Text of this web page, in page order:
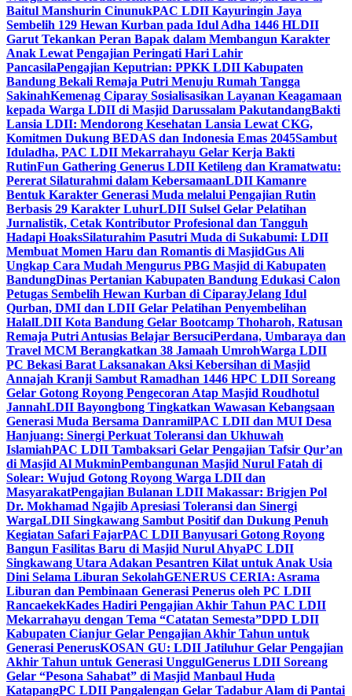
Baitul Manshurin CinunukPAC LDII Kayuringin Jaya
Sembelih 129 Hewan Kurban pada Idul Adha 1446 HLDII
Garut Tekankan Peran Bapak dalam Membangun Karakter
Anak Lewat Pengajian Peringati Hari Lahir
PancasilaPengajian Keputrian: PPKK LDII Kabupaten
Bandung Bekali Remaja Putri Menuju Rumah Tangga
SakinahKemenag Ciparay Sosialisasikan Layanan Keagamaan
kepada Warga LDII di Masjid Darussalam PakutandangBakti
Lansia LDII: Mendorong Kesehatan Lansia Lewat CKG,
Komitmen Dukung BEDAS dan Indonesia Emas 2045Sambut
Iduladha, PAC LDII Mekarrahayu Gelar Kerja Bakti
RutinFun Gathering Generus LDII Ketileng dan Kramatwatu:
Pererat Silaturahmi dalam KebersamaanLDII Kamanre
Bentuk Karakter Generasi Muda melalui Pengajian Rutin
Berbasis 29 Karakter LuhurLDII Sulsel Gelar Pelatihan
Jurnalistik, Cetak Kontributor Profesional dan Tangguh
Hadapi HoaksSilaturahim Pasutri Muda di Sukabumi: LDII
Membuat Momen Haru dan Romantis di MasjidGus Ali
Ungkap Cara Mudah Mengurus PBG Masjid di Kabupaten
BandungDinas Pertanian Kabupaten Bandung Edukasi Calon
Petugas Sembelih Hewan Kurban di CiparayJelang Idul
Qurban, DMI dan LDII Gelar Pelatihan Penyembelihan
HalalLDII Kota Bandung Gelar Bootcamp Thoharoh, Ratusan
Remaja Putri Antusias Belajar BersuciPerdana, Umbaraya dan
Travel MCM Berangkatkan 38 Jamaah UmrohWarga LDII
PC Bekasi Barat Laksanakan Aksi Kebersihan di Masjid
Annajah Kranji Sambut Ramadhan 1446 HPC LDII Soreang
Gelar Gotong Royong Pengecoran Atap Masjid Roudhotul
JannahLDII Bayongbong Tingkatkan Wawasan Kebangsaan
Generasi Muda Bersama DanramilPAC LDII dan MUI Desa
Hanjuang: Sinergi Perkuat Toleransi dan Ukhuwah
IslamiahPAC LDII Tambaksari Gelar Pengajian Tafsir Qur’an
di Masjid Al MukminPembangunan Masjid Nurul Fatah di
Solear: Wujud Gotong Royong Warga LDII dan
MasyarakatPengajian Bulanan LDII Makassar: Brigjen Pol
Dr. Mokhamad Ngajib Apresiasi Toleransi dan Sinergi
WargaLDII Singkawang Sambut Positif dan Dukung Penuh
Kegiatan Safari FajarPAC LDII Banyusari Gotong Royong
Bangun Fasilitas Baru di Masjid Nurul AhyaPC LDII
Singkawang Utara Adakan Pesantren Kilat untuk Anak Usia
Dini Selama Liburan SekolahGENERUS CERIA: Asrama
Liburan dan Pembinaan Generasi Penerus oleh PC LDII
RancaekekKades Hadiri Pengajian Akhir Tahun PAC LDII
Mekarrahayu dengan Tema “Catatan Semesta”DPD LDII
Kabupaten Cianjur Gelar Pengajian Akhir Tahun untuk
Generasi PenerusKOSAN GU: LDII Jatiluhur Gelar Pengajian
Akhir Tahun untuk Generasi UnggulGenerus LDII Soreang
Gelar “Pesona Sahabat” di Masjid Manbaul Huda
KatapangPC LDII Pangalengan Gelar Tadabur Alam di Pantai